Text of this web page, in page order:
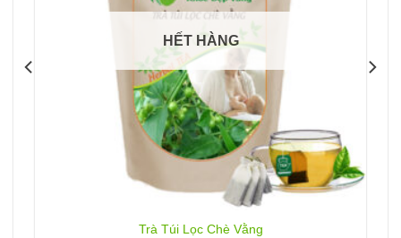
HẾT HÀNG
Trà Túi Lọc Chè Vằng